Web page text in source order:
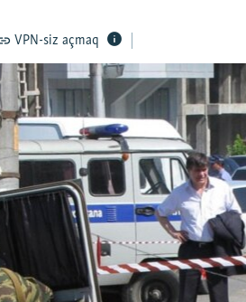
VPN-siz açmaq